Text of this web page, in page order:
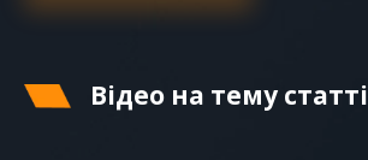
Відео на тему статті